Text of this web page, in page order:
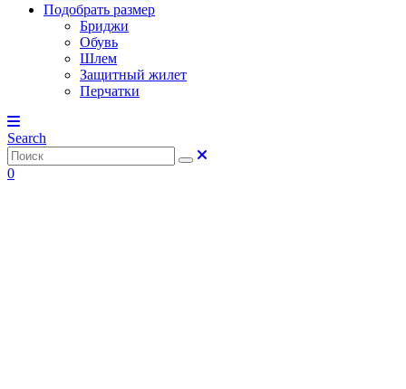
Подобрать размер
Бриджи
Обувь
Шлем
Защитный жилет
Перчатки
Search
0